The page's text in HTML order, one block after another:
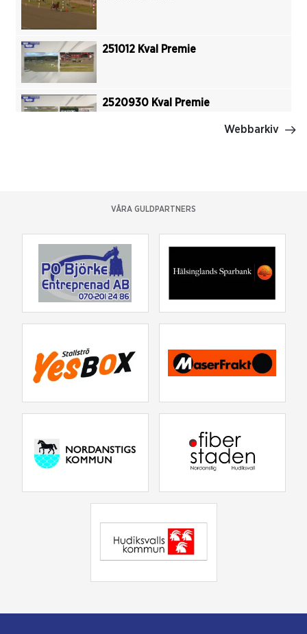
251012 Kval Premie
2520930 Kval Premie
250914 Kval Premie 2
250914 Kval Premie 1
250817 Kval Premie
250706 Kval
Webbarkiv
VÅRA GULDPARTNERS